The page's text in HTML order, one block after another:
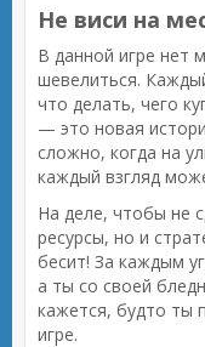
Не виси на
В данной игре нет
шевелиться.
что делать, чего
— это новая
сложно, когда на
каждый взгляд
На деле, чтобы не
ресурсы, но и
бесит! За каждым
а ты со своей
кажется, будто ты
игре.